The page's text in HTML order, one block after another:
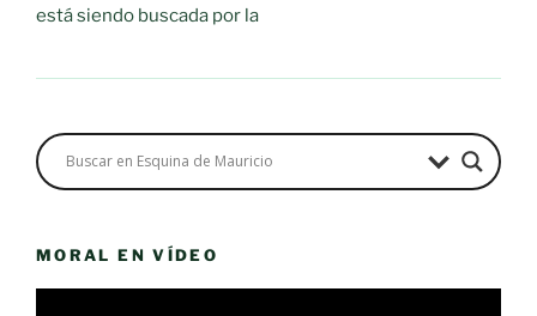
está siendo buscada por la
MORAL EN VÍDEO